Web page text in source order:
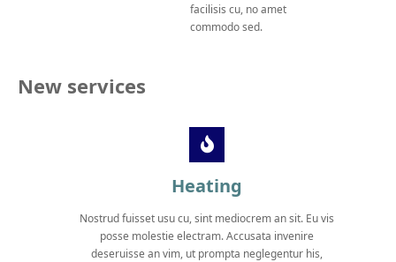
facilisis cu, no amet
commodo sed.
New services
Heating
Nostrud fuisset usu cu, sint mediocrem an sit. Eu vis
posse molestie electram. Accusata invenire
deseruisse an vim, ut prompta neglegentur his,